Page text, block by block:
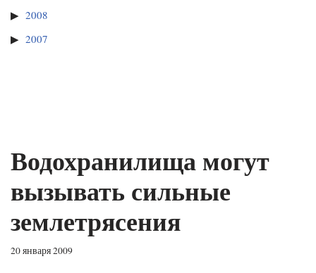
2008
2007
Водохранилища могут
вызывать сильные
землетрясения
20 января 2009